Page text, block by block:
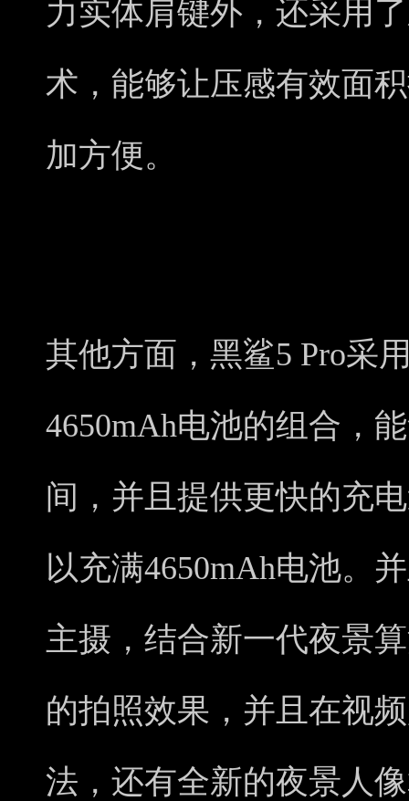
力实体肩键外，还采用
术，能够让压感有效面
加方便。
其他方面，黑鲨5 Pro采
4650mAh电池的组合，
间，并且提供更快的充
以充满4650mAh电池。
主摄，结合新一代夜景
的拍照效果，并且在视
法，还有全新的夜景人